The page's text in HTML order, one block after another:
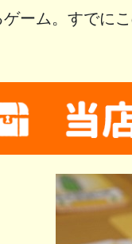
ゲーム。すでに